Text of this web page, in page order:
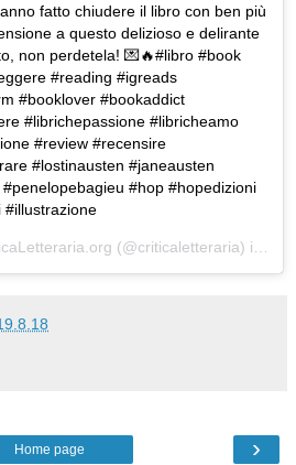
fatto chiudere il libro con ben più
a questo delizioso e delirante
non perdetela! 💌🔥#libro #book
#reading #igreads
#booklover #bookaddict
#librichepassione #libricheamo
#review #recensire
#lostinausten #janeausten
#hop #hopedizioni
#illustrazione
(@criticaletteraria) in data:
›
Home page